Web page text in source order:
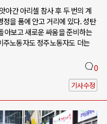
아간 아리셀 참사 후 두 번의 계
을 품에 안고 거리에 있다. 성탄
아보고 새로운 싸움을 준비하는
노동자도 정주노동자도 더는
0
기사수정